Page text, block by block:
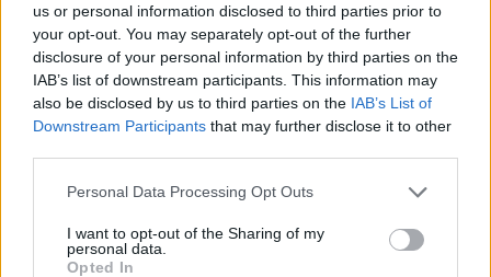
us or personal information disclosed to third parties prior to
your opt-out. You may separately opt-out of the further
disclosure of your personal information by third parties on the
IAB’s list of downstream participants. This information may
also be disclosed by us to third parties on the IAB’s List of
Downstream Participants that may further disclose it to other
Personal Data Processing Opt Outs
I want to opt-out of the Sharing of my
personal data.
Opted In
környezetben? Ez lesz a Portfolio idei kiemelt
gazdaságpolitikai konferenciájának legfontosabb
témája.Információ és jelentkezésAz MNB
fogyasztóvédelmi célvizsgálatok keretében...
KEDVES OLVASÓNK!
A keresett cikk a portfolio.hu hírarchívumához
tartozik, melynek olvasása előfizetéses
regisztrációhoz kötött.